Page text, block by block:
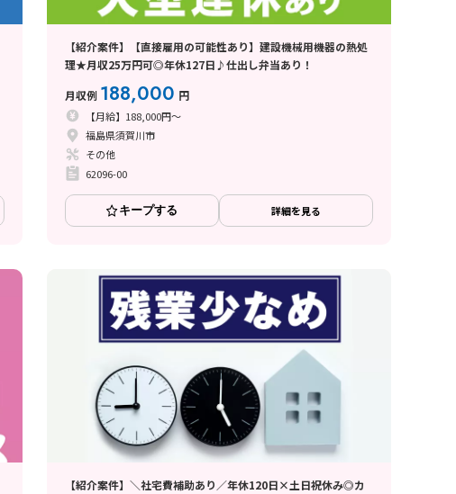
【紹介案件】【直接雇用の可能性あり】建設機械用機器の熱処
理★月収25万円可◎年休127日♪仕出し弁当あり！
月収例 188,000 円
【月給】188,000円～
福島県須賀川市
その他
62096-00
キープする 詳細を見る
【紹介案件】＼社宅費補助あり／年休120日×土日祝休み◎カ